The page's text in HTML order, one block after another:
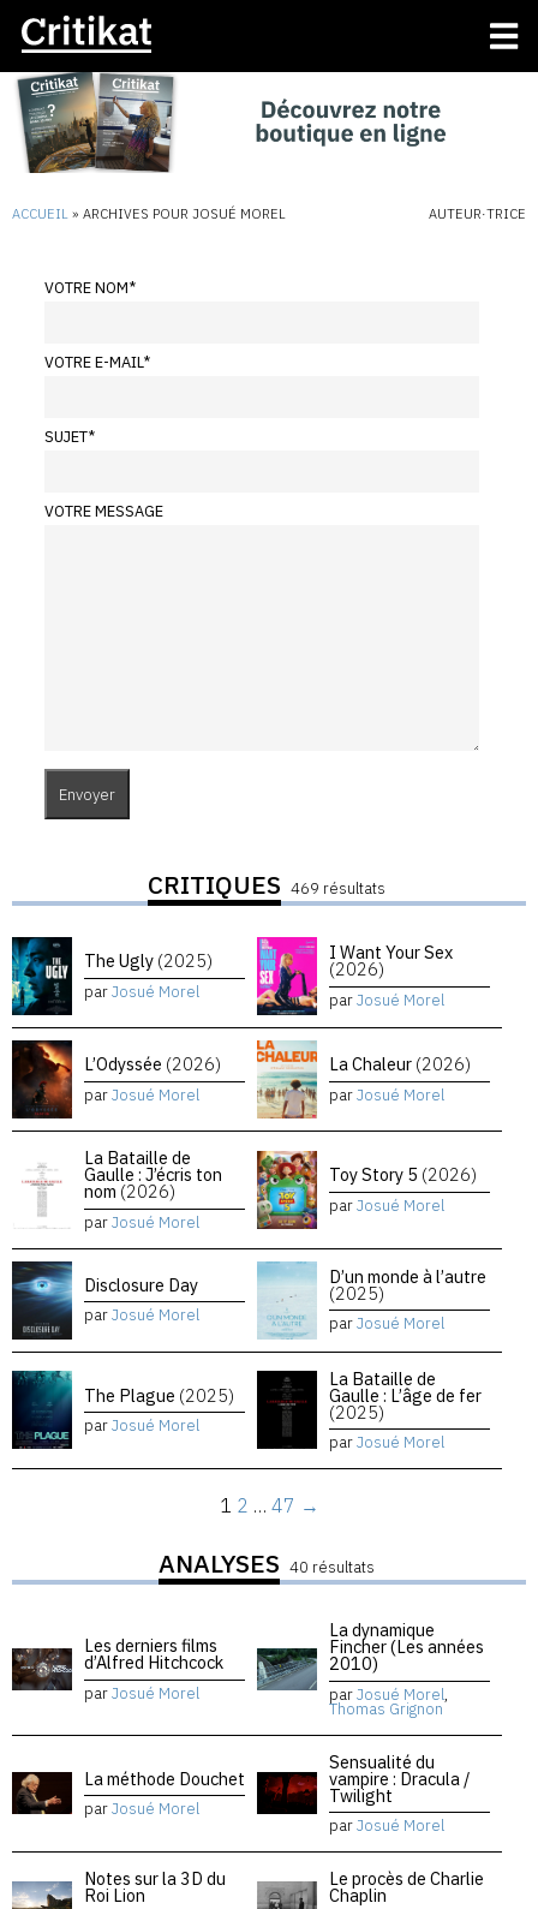
ACCUEIL » ARCHIVES POUR JOSUÉ MOREL AUTEUR·TRICE
VOTRE NOM*
VOTRE E-MAIL*
SUJET*
VOTRE MESSAGE
CRITIQUES 469 résultats
The Ugly (2025)
parJosué Morel
I Want Your Sex
(2026)
parJosué Morel
L’Odyssée (2026)
parJosué Morel
La Chaleur (2026)
parJosué Morel
La Bataille de
Gaulle : J’écris ton
nom (2026)
parJosué Morel
Toy Story 5 (2026)
parJosué Morel
Disclosure Day
parJosué Morel
D’un monde à l’autre
(2025)
parJosué Morel
The Plague (2025)
parJosué Morel
La Bataille de
Gaulle : L’âge de fer
(2025)
parJosué Morel
1 2 … 47 →
ANALYSES 40 résultats
Les derniers films
d’Alfred Hitchcock
parJosué Morel
La dynamique
Fincher (Les années
2010)
parJosué Morel,
Thomas Grignon
La méthode Douchet
parJosué Morel
Sensualité du
vampire : Dracula /
Twilight
parJosué Morel
Notes sur la 3D du
Roi Lion
Le procès de Charlie
Chaplin